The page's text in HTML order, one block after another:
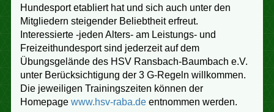
Hundesport etabliert hat und sich auch unter den
Mitgliedern steigender Beliebtheit erfreut.
Interessierte -jeden Alters- am Leistungs- und
Freizeithundesport sind jederzeit auf dem
Übungsgelände des HSV Ransbach-Baumbach e.V.
unter Berücksichtigung der 3 G-Regeln willkommen.
Die jeweiligen Trainingszeiten können der
Homepage www.hsv-raba.deentnommen werden.